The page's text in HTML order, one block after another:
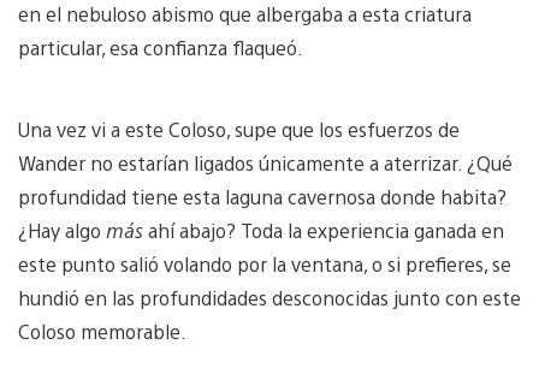
en el nebuloso abismo que albergaba a esta criatura
particular, esa confianza flaqueó.
Una vez vi a este Coloso, supe que los esfuerzos de
Wander no estarían ligados únicamente a aterrizar. ¿Qué
profundidad tiene esta laguna cavernosa donde habita?
¿Hay algo másahí abajo? Toda la experiencia ganada en
este punto salió volando por la ventana, o si prefieres, se
hundió en las profundidades desconocidas junto con este
Coloso memorable.